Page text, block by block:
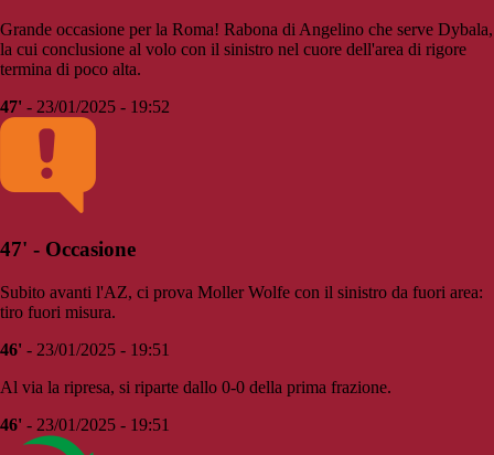
Grande occasione per la Roma! Rabona di Angelino che serve Dybala,
la cui conclusione al volo con il sinistro nel cuore dell'area di rigore
termina di poco alta.
47' - 23/01/2025 - 19:52
47' - Occasione
Subito avanti l'AZ, ci prova Moller Wolfe con il sinistro da fuori area:
tiro fuori misura.
46' - 23/01/2025 - 19:51
Al via la ripresa, si riparte dallo 0-0 della prima frazione.
46' - 23/01/2025 - 19:51